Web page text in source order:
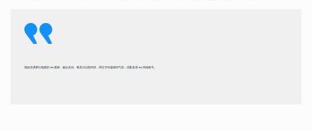
精选充满梦幻氛围的 ins 昵称，融合灵动、唯美与治愈特质，用文字传递独特气质，适配各类 ins 风格账号。